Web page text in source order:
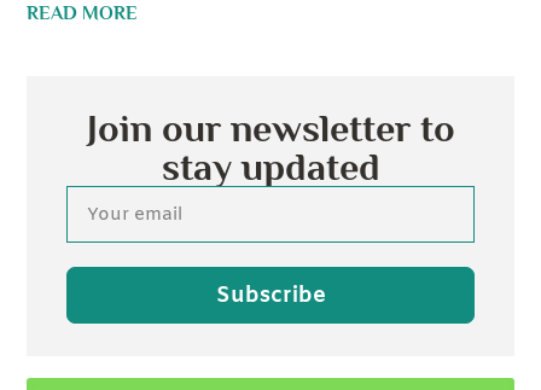
READ MORE
Join our newsletter to
stay updated
Subscribe